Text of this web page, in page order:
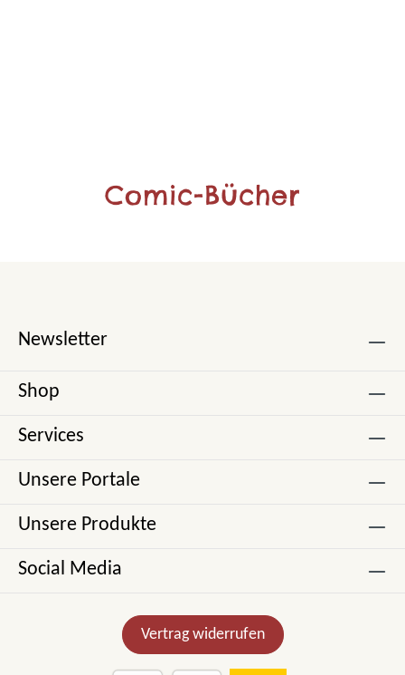
Comic-Bücher
Newsletter
Shop
Services
Unsere Portale
Unsere Produkte
Social Media
Vertrag widerrufen